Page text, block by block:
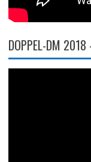
DOPPEL-DM 2018